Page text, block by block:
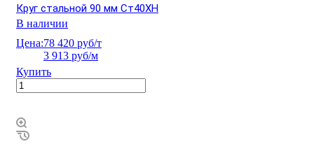
Круг стальной 90 мм Ст40ХН
В наличии
Цена:78 420 руб/т
3 913 руб/м
Купить